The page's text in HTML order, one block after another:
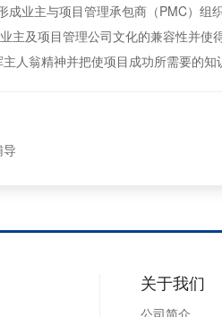
业主与项目管理承包商（PMC）组
主及项目管理公司文化的兼容性并
人翁精神并把使项目成功所需要的知
关于我们